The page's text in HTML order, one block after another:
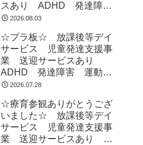
スあり ADHD 発達障
害 運動療育 市川市 船
2026.08.03
☆プラ板☆ 放課後等デイ
サービス 児童発達支援事
業 送迎サービスあり
ADHD 発達障害 運動療
育 市川市 船橋市
2026.07.28
☆療育参観ありがとうござ
いました☆ 放課後等デイ
サービス 児童発達支援事
業 送迎サービスあり